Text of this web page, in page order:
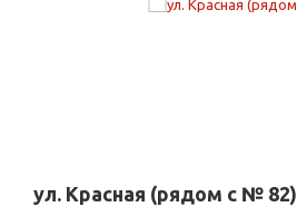
ул. Красная (рядом с № 82)